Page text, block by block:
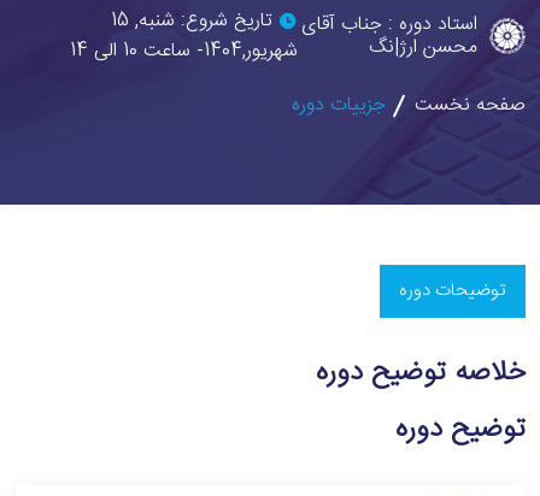
استاد دوره : جناب آقای
محسن ارژ|نگ
تاریخ شروع: شنبه, 15
شهریور,1404- ساعت 10 الی 14
صفحه نخست
جزییات دوره
توضیحات دوره
خلاصه توضیح دوره
توضیح دوره